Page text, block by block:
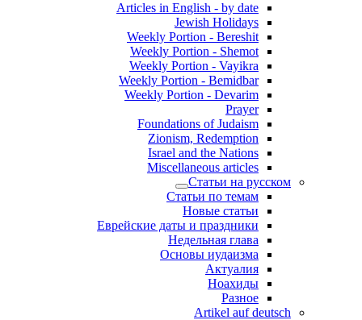
Articles in English - by date
Jewish Holidays
Weekly Portion - Bereshit
Weekly Portion - Shemot
Weekly Portion - Vayikra
Weekly Portion - Bemidbar
Weekly Portion - Devarim
Prayer
Foundations of Judaism
Zionism, Redemption
Israel and the Nations
Miscellaneous articles
Статьи на русском
Статьи по темам
Новые статьи
Еврейские даты и праздники
Недельная глава
Основы иудаизма
Актуалия
Ноахиды
Разное
Artikel auf deutsch